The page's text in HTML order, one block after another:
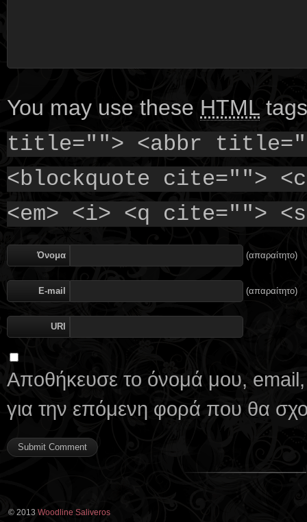
You may use these HTML
title=""> <abbr
<blockquote cite="">
<em> <i> <q cite="">
Όνομα (απαραίτητο)
E-mail (απαραίτητο)
URI
Αποθήκευσε το όνομά μου, email,
για την επόμενη φορά που θα
© 2013 Woodline Saliveros